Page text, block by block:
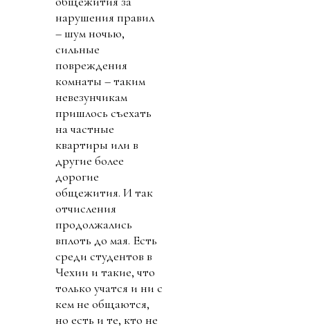
нарушения правил
– шум ночью,
сильные
повреждения
комнаты – таким
невезунчикам
пришлось съехать
на частные
квартиры или в
другие более
дорогие
общежития. И так
отчисления
продолжались
вплоть до мая. Есть
среди студентов в
Чехии и такие, что
только учатся и ни с
кем не общаются,
но есть и те, кто не